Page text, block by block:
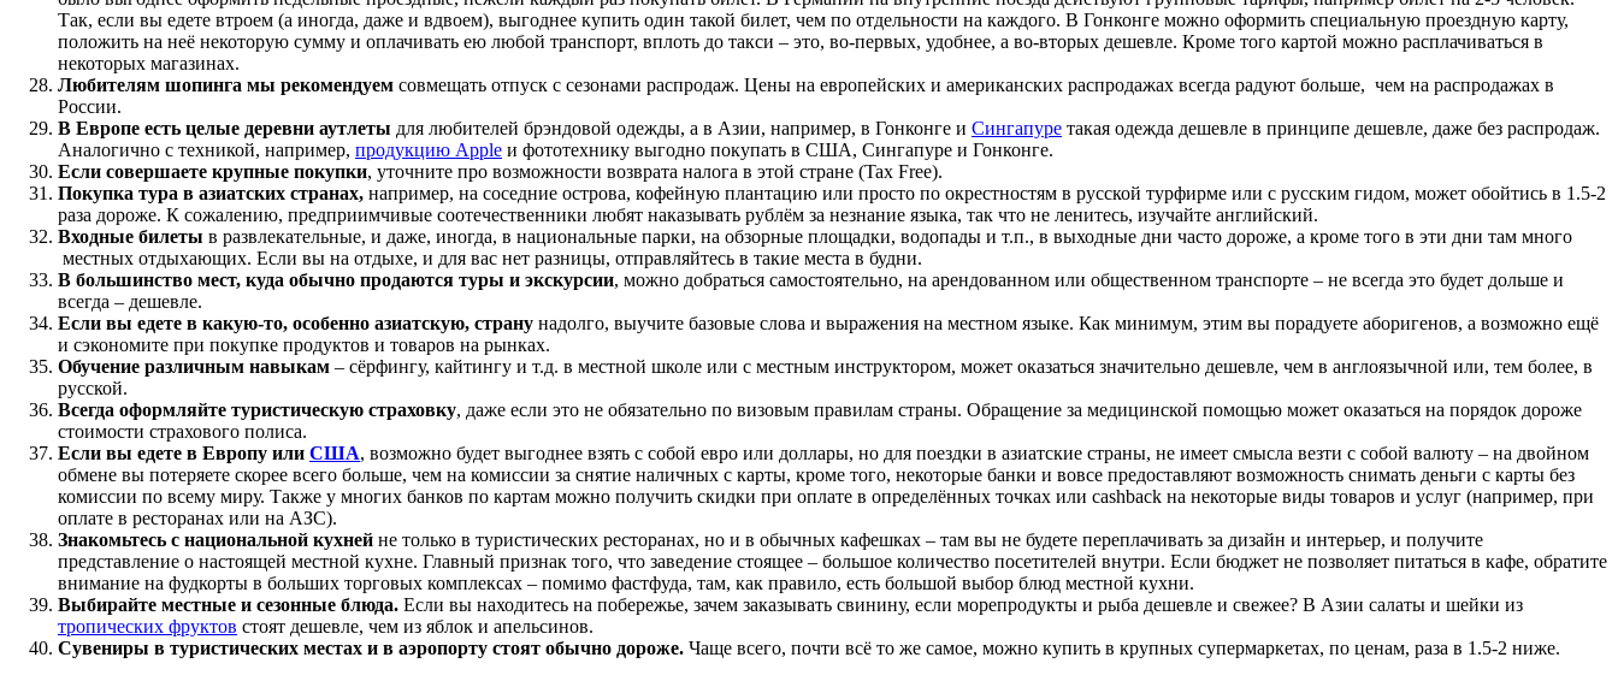
Так, если вы едете втроем (а иногда, даже и вдвоем), выгоднее купить один такой билет, чем по отдельности на каждого. В Гонконге можно оформить специальную проездную карту,
положить на неё некоторую сумму и оплачивать ею любой транспорт, вплоть до такси – это, во-первых, удобнее, а во-вторых дешевле. Кроме того картой можно расплачиваться в
некоторых магазинах.
Любителям шопинга мы рекомендуем совмещать отпуск с сезонами распродаж. Цены на европейских и американских распродажах всегда радуют больше, чем на распродажах в
России.
В Европе есть целые деревни аутлеты для любителей брэндовой одежды, а в Азии, например, в Гонконге и Сингапуре такая одежда дешевле в принципе дешевле, даже без распродаж.
Аналогично с техникой, например, продукцию Apple и фототехнику выгодно покупать в США, Сингапуре и Гонконге.
Если совершаете крупные покупки, уточните про возможности возврата налога в этой стране (Tax Free).
Покупка тура в азиатских странах, например, на соседние острова, кофейную плантацию или просто по окрестностям в русской турфирме или с русским гидом, может обойтись в 1.5-2
раза дороже. К сожалению, предприимчивые соотечественники любят наказывать рублём за незнание языка, так что не ленитесь, изучайте английский.
Входные билеты в развлекательные, и даже, иногда, в национальные парки, на обзорные площадки, водопады и т.п., в выходные дни часто дороже, а кроме того в эти дни там много
местных отдыхающих. Если вы на отдыхе, и для вас нет разницы, отправляйтесь в такие места в будни.
В большинство мест, куда обычно продаются туры и экскурсии, можно добраться самостоятельно, на арендованном или общественном транспорте – не всегда это будет дольше и
всегда – дешевле.
Если вы едете в какую-то, особенно азиатскую, страну надолго, выучите базовые слова и выражения на местном языке. Как минимум, этим вы порадуете аборигенов, а возможно ещё
и сэкономите при покупке продуктов и товаров на рынках.
Обучение различным навыкам – сёрфингу, кайтингу и т.д. в местной школе или с местным инструктором, может оказаться значительно дешевле, чем в англоязычной или, тем более, в
русской.
Всегда оформляйте туристическую страховку, даже если это не обязательно по визовым правилам страны. Обращение за медицинской помощью может оказаться на порядок дороже
стоимости страхового полиса.
Если вы едете в Европу или США, возможно будет выгоднее взять с собой евро или доллары, но для поездки в азиатские страны, не имеет смысла везти с собой валюту – на двойном
обмене вы потеряете скорее всего больше, чем на комиссии за снятие наличных с карты, кроме того, некоторые банки и вовсе предоставляют возможность снимать деньги с карты без
комиссии по всему миру. Также у многих банков по картам можно получить скидки при оплате в определённых точках или cashback на некоторые виды товаров и услуг (например, при
оплате в ресторанах или на АЗС).
Знакомьтесь с национальной кухней не только в туристических ресторанах, но и в обычных кафешках – там вы не будете переплачивать за дизайн и интерьер, и получите
представление о настоящей местной кухне. Главный признак того, что заведение стоящее – большое количество посетителей внутри. Если бюджет не позволяет питаться в кафе, обратите
внимание на фудкорты в больших торговых комплексах – помимо фастфуда, там, как правило, есть большой выбор блюд местной кухни.
Выбирайте местные и сезонные блюда. Если вы находитесь на побережье, зачем заказывать свинину, если морепродукты и рыба дешевле и свежее? В Азии салаты и шейки из
тропических фруктов стоят дешевле, чем из яблок и апельсинов.
Сувениры в туристических местах и в аэропорту стоят обычно дороже. Чаще всего, почти всё то же самое, можно купить в крупных супермаркетах, по ценам, раза в 1.5-2 ниже.